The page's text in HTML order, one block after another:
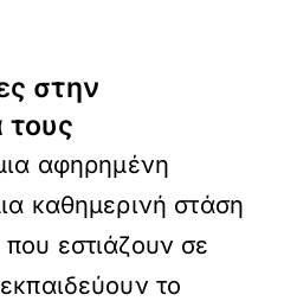
στην
τους
αφηρημένη
καθημερινή στάση
εστιάζουν σε
το